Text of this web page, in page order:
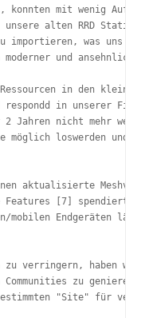
konnten mit wenig
unsere alten RRD
importieren, was uns
und
in den
in unserer
Jahren nicht mehr
möglich loswerden und
aktualisierte
[7] spendiert
mobilen Endgeräten
zu verringern, haben
zu
"Site" für